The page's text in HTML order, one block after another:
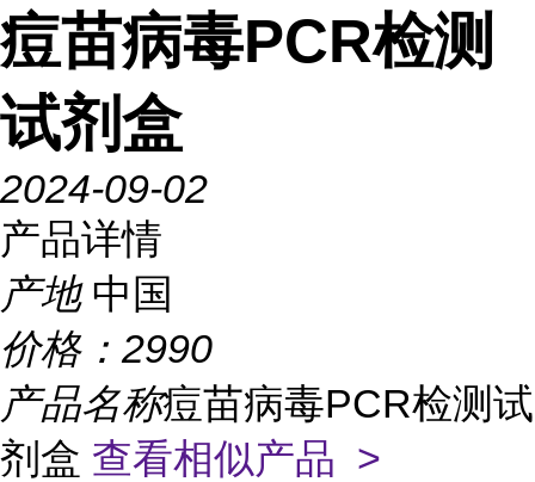
痘苗病毒PCR检测
试剂盒
2024-09-02
产品详情
产地 中国
价格： 2990
产品名称痘苗病毒PCR检测试
剂盒 查看相似产品 >